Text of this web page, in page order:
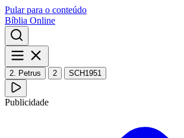
Pular para o conteúdo
Bíblia Online
2. Petrus 2 SCH1951
Publicidade